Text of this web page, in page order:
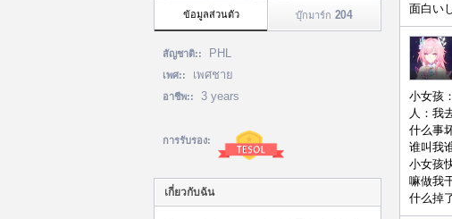
ข้อมูลส่วนตัว บุ๊กมาร์ก 204
สัญชาติ:: PHL
เพศ:: เพศชาย
อาชีพ:: 3 years
การรับรอง:
เกี่ยวกับฉัน
面白い
小女孩
人：我
什么事
谁叫我
小女孩
嘛做我
什么掉